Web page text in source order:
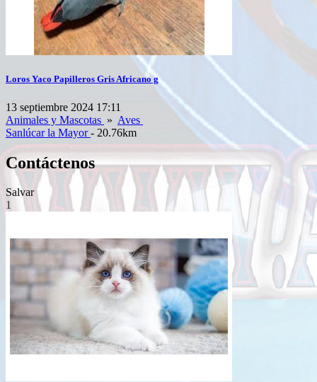
Loros Yaco Papilleros Gris Africano g
13 septiembre 2024 17:11
Animales y Mascotas » Aves
Sanlúcar la Mayor- 20.76km
Contáctenos
Salvar
1